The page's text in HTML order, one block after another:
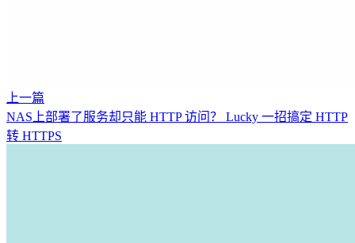
上一篇
NAS上部署了服务却只能 HTTP 访问？ Lucky 一招搞定 HTTP
转 HTTPS